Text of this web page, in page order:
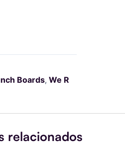
Boards, We R
relacionados